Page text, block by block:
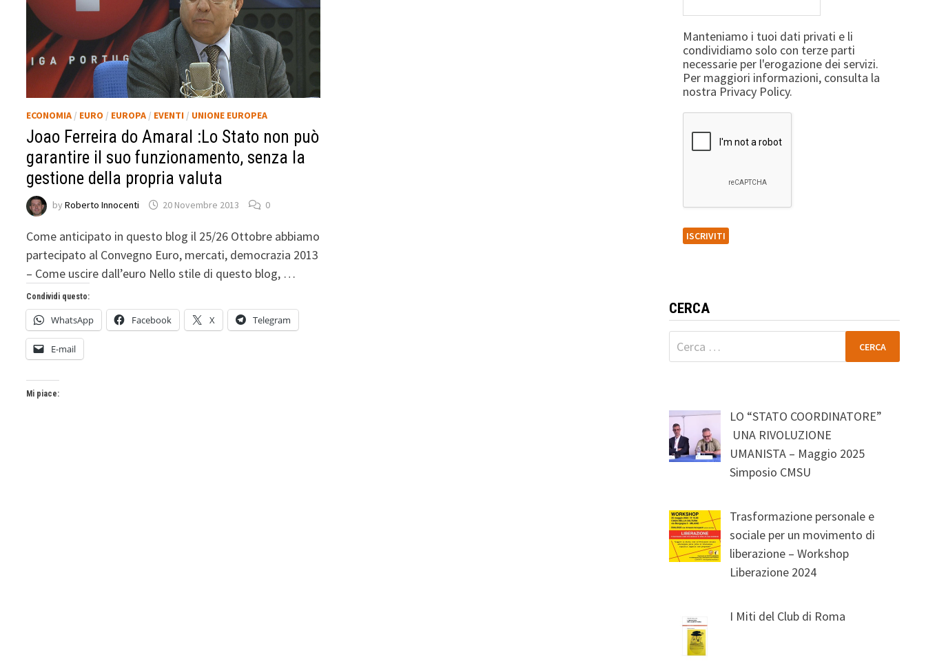
ECONOMIA / EURO / EUROPA / EVENTI / UNIONE EUROPEA
Joao Ferreira do Amaral :Lo Stato non può
garantire il suo funzionamento, senza la
gestione della propria valuta
byRoberto Innocenti 20 Novembre 2013 0
Come anticipato in questo blog il 25/26 Ottobre abbiamo
partecipato al Convegno Euro, mercati, democrazia 2013
– Come uscire dall’euro Nello stile di questo blog, …
Condividi questo:
WhatsApp Facebook X Telegram
E-mail
Mi piace:
Manteniamo i tuoi dati privati e li
condividiamo solo con terze parti
necessarie per l'erogazione dei servizi.
Per maggiori informazioni, consulta la
nostra Privacy Policy.
CERCA
Ricerca
per:
LO “STATO COORDINATORE”
UNA RIVOLUZIONE
UMANISTA – Maggio 2025
Simposio CMSU
Trasformazione personale e
sociale per un movimento di
liberazione – Workshop
Liberazione 2024
I Miti del Club di Roma